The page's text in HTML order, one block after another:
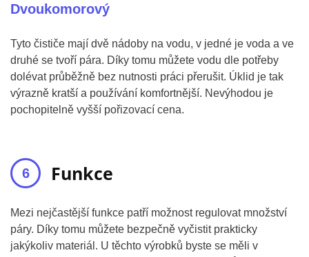
Dvoukomorový
Tyto čističe mají dvě nádoby na vodu, v jedné je voda a ve
druhé se tvoří pára. Díky tomu můžete vodu dle potřeby
dolévat průběžně bez nutnosti práci přerušit. Úklid je tak
výrazně kratší a používání komfortnější. Nevýhodou je
pochopitelně vyšší pořizovací cena.
Funkce
Mezi nejčastější funkce patří možnost regulovat množství
páry. Díky tomu můžete bezpečně vyčistit prakticky
jakýkoliv materiál. U těchto výrobků byste se měli v